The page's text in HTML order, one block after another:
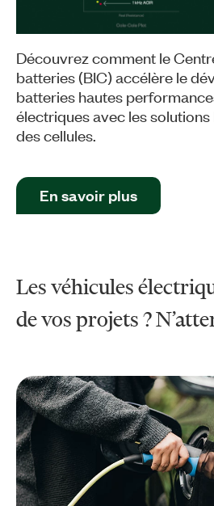
Découvrez comment le
batteries (BIC) accélère le
batteries hautes
électriques avec les
des cellules.
En savoir plus
Les véhicules
de vos projets ?